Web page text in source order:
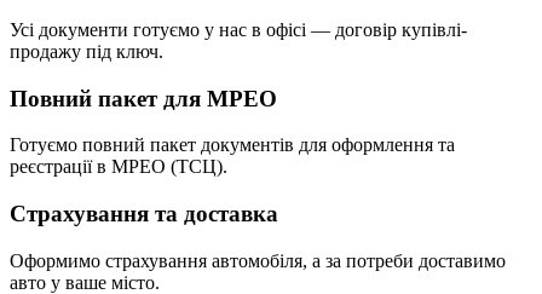
Усі документи готуємо у нас в офісі — договір купівлі-
продажу під ключ.
Повний пакет для МРЕО
Готуємо повний пакет документів для оформлення та
реєстрації в МРЕО (ТСЦ).
Страхування та доставка
Оформимо страхування автомобіля, а за потреби доставимо
авто у ваше місто.